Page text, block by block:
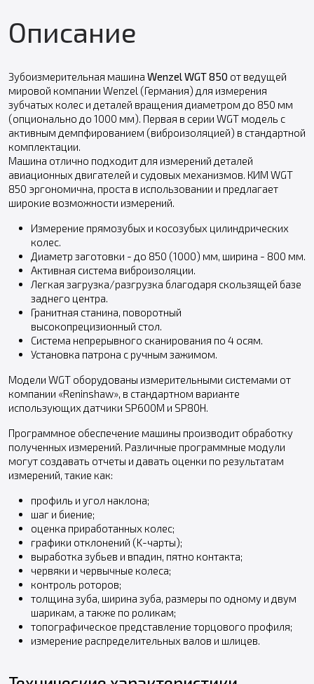
Описание
Зубоизмерительная машина Wenzel WGT 850 от ведущей
мировой компании Wenzel (Германия) для измерения
зубчатых колес и деталей вращения диаметром до 850 мм
(опционально до 1000 мм). Первая в серии WGT модель с
активным демпфированием (виброизоляцией) в стандартной
комплектации.
Машина отлично подходит для измерений деталей
авиационных двигателей и судовых механизмов. КИМ WGT
850 эргономична, проста в использовании и предлагает
широкие возможности измерений.
Измерение прямозубых и косозубых цилиндрических
колес.
Диаметр заготовки - до 850 (1000) мм, ширина - 800 мм.
Активная система виброизоляции.
Легкая загрузка/разгрузка благодаря скользящей базе
заднего центра.
Гранитная станина, поворотный
высокопрецизионный стол.
Система непрерывного сканирования по 4 осям.
Установка патрона с ручным зажимом.
Модели WGT оборудованы измерительными системами от
компании «Reninshaw», в стандартном варианте
использующих датчики SP600M и SP80H.
Программное обеспечение машины производит обработку
полученных измерений. Различные программные модули
могут создавать отчеты и давать оценки по результатам
измерений, такие как:
профиль и угол наклона;
шаг и биение;
оценка приработанных колес;
графики отклонений (K-чарты);
выработка зубьев и впадин, пятно контакта;
червяки и червычные колеса;
контроль роторов;
толщина зуба, ширина зуба, размеры по одному и двум
шарикам, а также по роликам;
топографическое представление торцового профиля;
измерение распределительных валов и шлицев.